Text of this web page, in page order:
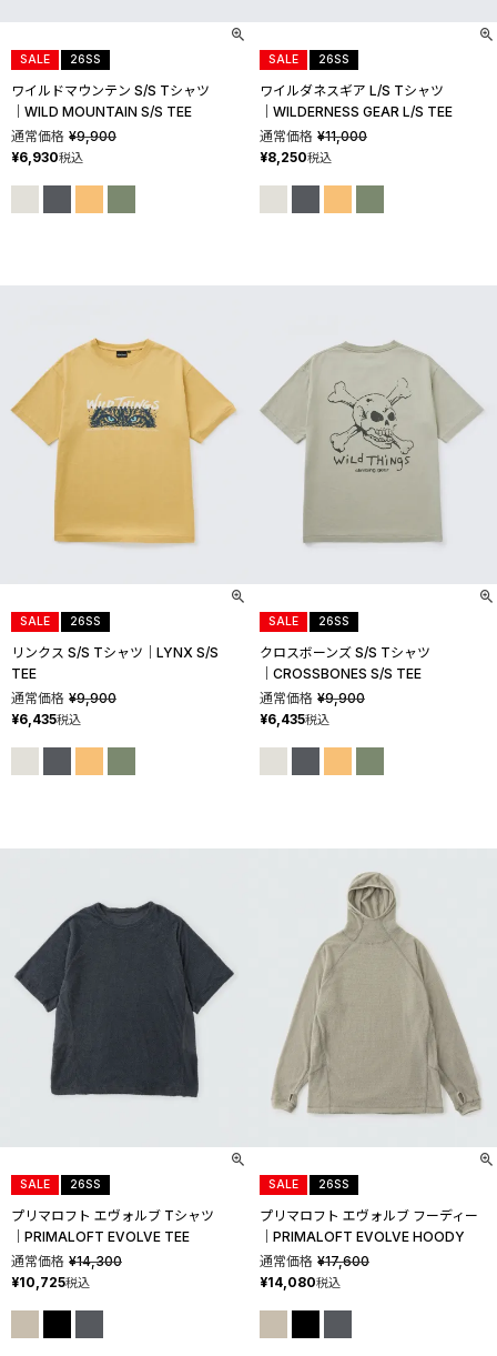
ワイルドマウンテン S/S Tシャツ
│WILD MOUNTAIN S/S TEE
SALE 26SS
通常価格 ¥9,900
¥6,930税込
ワイルダネスギア L/S Tシャツ
│WILDERNESS GEAR L/S TEE
SALE 26SS
通常価格 ¥11,000
¥8,250税込
リンクス S/S Tシャツ│LYNX S/S
TEE
SALE 26SS
通常価格 ¥9,900
¥6,435税込
クロスボーンズ S/S Tシャツ
│CROSSBONES S/S TEE
SALE 26SS
通常価格 ¥9,900
¥6,435税込
プリマロフト エヴォルブ Tシャツ
│PRIMALOFT EVOLVE TEE
SALE 26SS
通常価格 ¥14,300
¥10,725税込
プリマロフト エヴォルブ フーディー
│PRIMALOFT EVOLVE HOODY
SALE 26SS
通常価格 ¥17,600
¥14,080税込